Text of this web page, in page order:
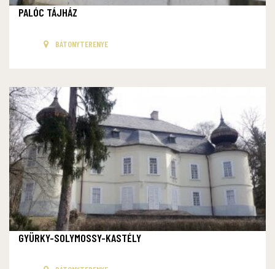
PALÓC TÁJHÁZ
BÁTONYTERENYE
GYÜRKY-SOLYMOSSY-KASTÉLY